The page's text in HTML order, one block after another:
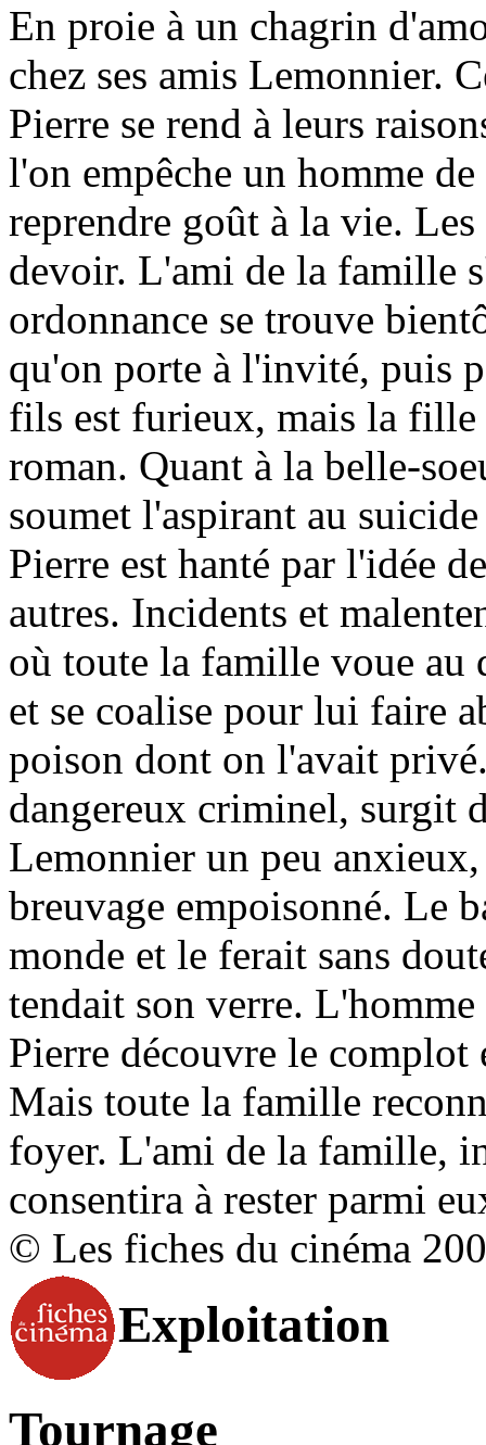
En proie à un chagrin
chez ses amis Lemonnier.
Pierre se rend à leurs
l'on empêche un homme
reprendre goût à la vie.
devoir. L'ami de la famille
ordonnance se trouve
qu'on porte à l'invité, puis
fils est furieux, mais la fille
roman. Quant à la belle-
soumet l'aspirant au
Pierre est hanté par l'idée
autres. Incidents et
où toute la famille voue au
et se coalise pour lui faire
poison dont on l'avait
dangereux criminel, surgit
Lemonnier un peu
breuvage empoisonné. Le
monde et le ferait sans
tendait son verre.
Pierre découvre le complot
Mais toute la famille
foyer. L'ami de la famille,
consentira à rester parmi
© Les fiches du cinéma
Exploitation
Tournage